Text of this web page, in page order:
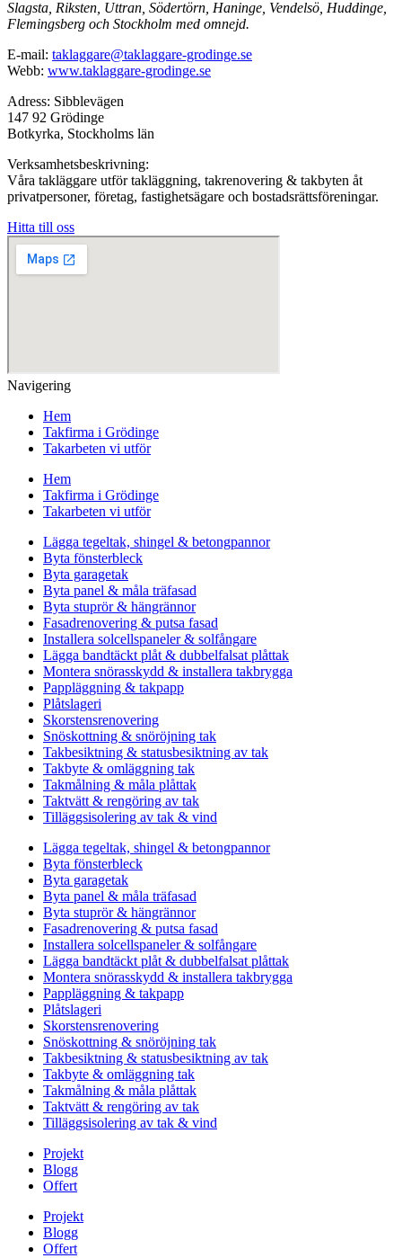
Slagsta, Riksten, Uttran, Södertörn, Haninge, Vendelsö, Huddinge,
Flemingsberg och Stockholm med omnejd.
E-mail: taklaggare@taklaggare-grodinge.se
Webb: www.taklaggare-grodinge.se
Adress: Sibblevägen
147 92 Grödinge
Botkyrka, Stockholms län
Verksamhetsbeskrivning:
Våra takläggare utför takläggning, takrenovering & takbyten åt
privatpersoner, företag, fastighetsägare och bostadsrättsföreningar.
Hitta till oss
Navigering
Hem
Takfirma i Grödinge
Takarbeten vi utför
Hem
Takfirma i Grödinge
Takarbeten vi utför
Lägga tegeltak, shingel & betongpannor
Byta fönsterbleck
Byta garagetak
Byta panel & måla träfasad
Byta stuprör & hängrännor
Fasadrenovering & putsa fasad
Installera solcellspaneler & solfångare
Lägga bandtäckt plåt & dubbelfalsat plåttak
Montera snörasskydd & installera takbrygga
Pappläggning & takpapp
Plåtslageri
Skorstensrenovering
Snöskottning & snöröjning tak
Takbesiktning & statusbesiktning av tak
Takbyte & omläggning tak
Takmålning & måla plåttak
Taktvätt & rengöring av tak
Tilläggsisolering av tak & vind
Lägga tegeltak, shingel & betongpannor
Byta fönsterbleck
Byta garagetak
Byta panel & måla träfasad
Byta stuprör & hängrännor
Fasadrenovering & putsa fasad
Installera solcellspaneler & solfångare
Lägga bandtäckt plåt & dubbelfalsat plåttak
Montera snörasskydd & installera takbrygga
Pappläggning & takpapp
Plåtslageri
Skorstensrenovering
Snöskottning & snöröjning tak
Takbesiktning & statusbesiktning av tak
Takbyte & omläggning tak
Takmålning & måla plåttak
Taktvätt & rengöring av tak
Tilläggsisolering av tak & vind
Projekt
Blogg
Offert
Projekt
Blogg
Offert